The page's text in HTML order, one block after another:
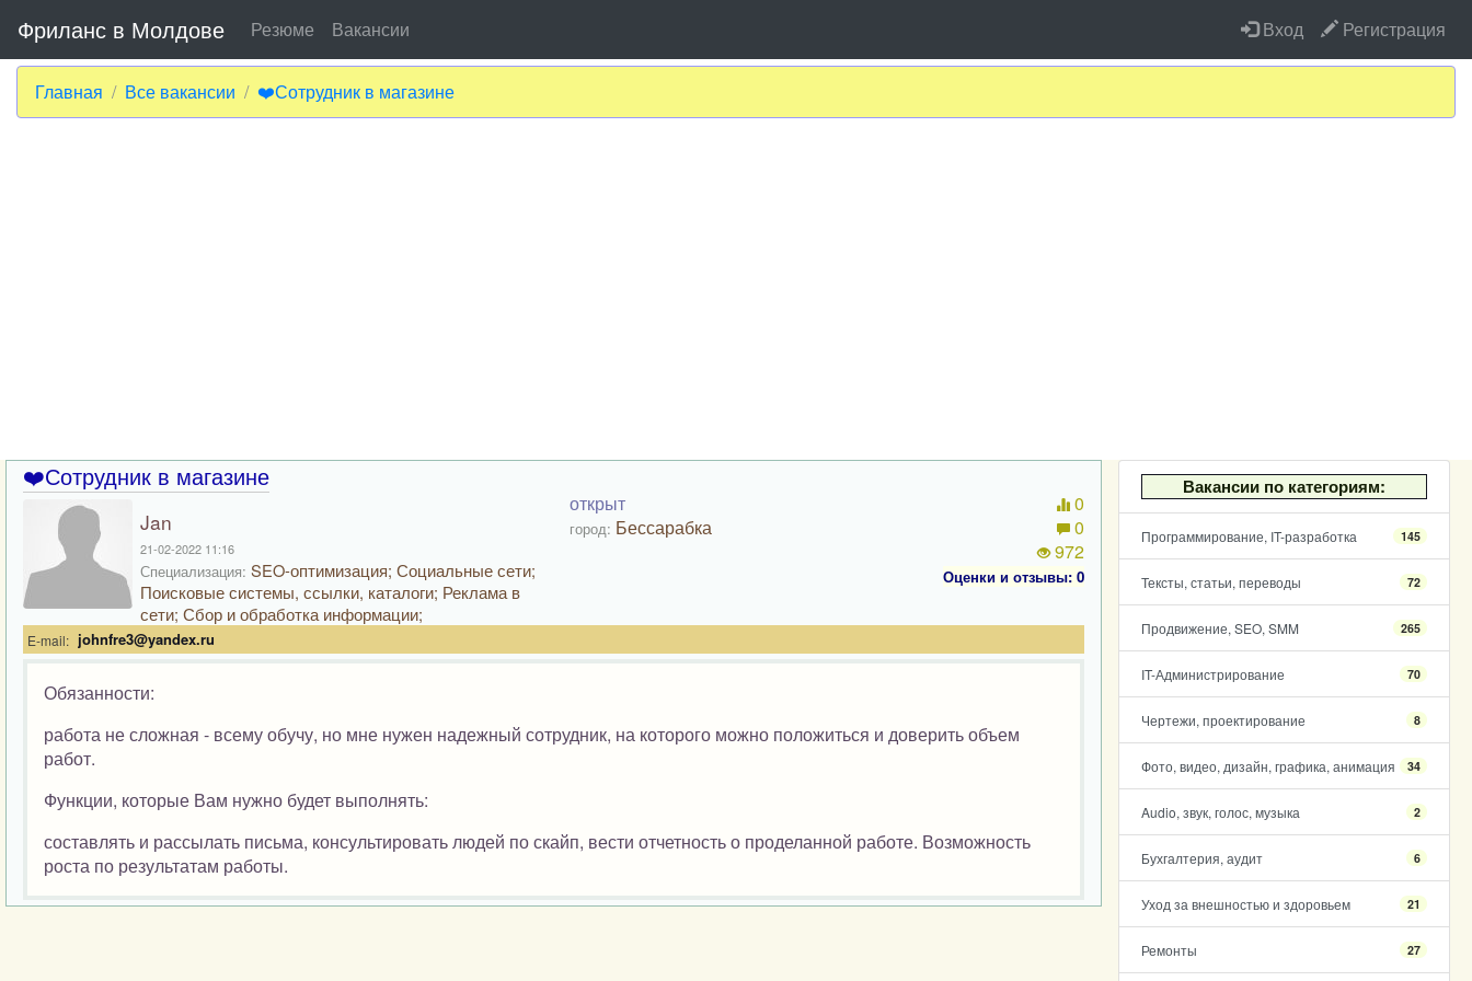
Фриланс в Молдове Резюме Вакансии Вход Регистрация
Главная Все вакансии ❤️Сотрудник в магазине
Вакансии по категориям:
Программирование, IT-разработка 145
Тексты, статьи, переводы 72
Продвижение, SEO, SMM 265
IT-Администрирование 70
Чертежи, проектирование 8
Фото, видео, дизайн, графика, анимация 34
Audio, звук, голос, музыка 2
Бухгалтерия, аудит 6
Уход за внешностью и здоровьем 21
Ремонты 27
❤️Сотрудник в магазине
Jan
21-02-2022 11:16
Специализация: SEO-оптимизация; Социальные сети;
Поисковые системы, ссылки, каталоги; Реклама в
сети; Сбор и обработка информации;
открыт
город: Бессарабка
0
0
972
Оценки и отзывы: 0
E-mail: johnfre3@yandex.ru
Обязанности:
работа не сложная - всему обучу, но мне нужен надежный сотрудник, на которого можно положиться и доверить объем
работ.
Функции, которые Вам нужно будет выполнять:
составлять и рассылать письма, консультировать людей по скайп, вести отчетность о проделанной работе. Возможность
роста по результатам работы.